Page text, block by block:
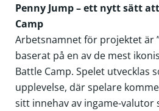
Penny Jump – ett nytt sätt
Camp
Arbetsnamnet för projektet är
baserat på en av de mest
Battle Camp. Spelet utvecklas
upplevelse, där spelare
sitt innehav av ingame-valutor